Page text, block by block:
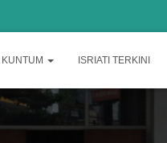
KUNTUM ISRIATI TERKINI